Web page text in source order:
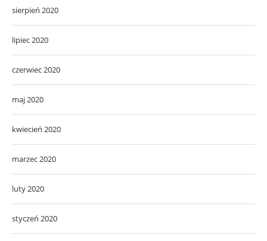
sierpień 2020
lipiec 2020
czerwiec 2020
maj 2020
kwiecień 2020
marzec 2020
luty 2020
styczeń 2020